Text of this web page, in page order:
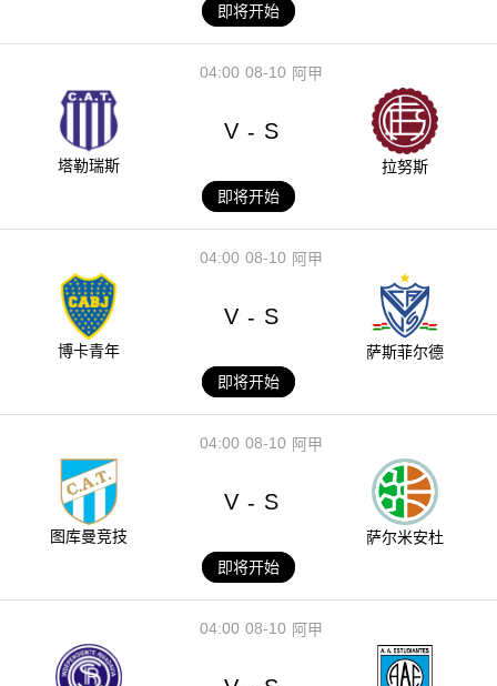
即将开始
08-10
04:00 阿甲
塔勒瑞斯
V - S
拉努斯
即将开始
08-10
04:00 阿甲
博卡青年
V - S
萨斯菲尔德
即将开始
08-10
04:00 阿甲
图库曼竞技
V - S
萨尔米安杜
即将开始
08-10
04:00 阿甲